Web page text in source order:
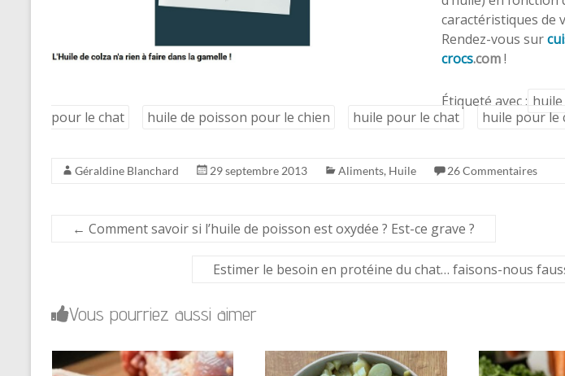
caractéristiques de
Rendez-vous sur
crocs.com!
Étiqueté avec :
pour le chat
huile de poisson pour le chien huile pour le chat huile pour le
Géraldine Blanchard 29 septembre 2013 Aliments, Huile 26 Commentaires
← Comment savoir si l’huile de poisson est oxydée ? Est-ce grave ?
Estimer le besoin en protéine du chat… faisons-nous
Vous pourriez aussi aimer